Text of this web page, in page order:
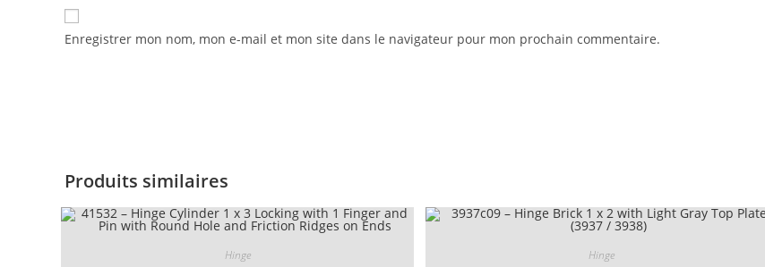
Enregistrer mon nom, mon e-mail et mon site dans le navigateur pour mon prochain commentaire.
Produits similaires
Hinge Hinge